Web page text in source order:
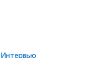
Интервью